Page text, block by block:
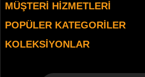
MÜŞTERI HIZMETLERI
POPÜLER KATEGORILER
KOLEKSIYONLAR